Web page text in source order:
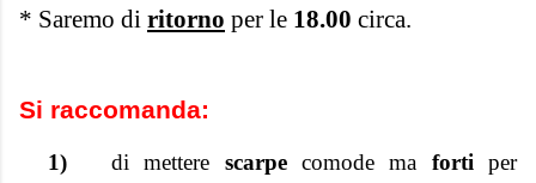
* Saremo di ritorno per le 18.00 circa.
Si raccomanda:
1) di mettere scarpecomode ma fortiper